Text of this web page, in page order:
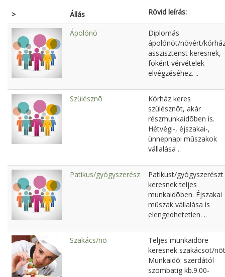
> Állás Rövid leírás:
Ápolónõ
Diplomás
ápolónõt/nõvért/
asszisztenst keresnek,
fõként vérvételek
elvégzéséhez. ..
Szülésznõ
Kórház keres
szülésznõt, akár
részmunkaidõben is.
Hétvégi-, éjszakai-,
ünnepnapi mûszakok
vállalása ..
Patikus/gyógyszerész
Patikust/gyógyszerészt
keresnek teljes
munkaidõben. Éjszakai
mûszak vállalása is
elengedhetetlen. ..
Szakács/nõ
Teljes munkaidõre
keresnek szakácsot/
Munkaidõ: szerdától
szombatig kb.9.00-